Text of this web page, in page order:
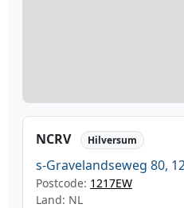
NCRV Hilversum
s-Gravelandseweg 80,
Postcode: 1217EW
Land: NL